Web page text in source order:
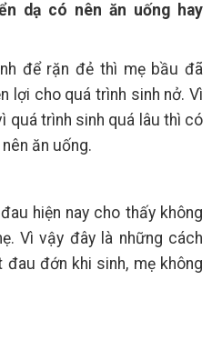
dạ có nên ăn uống hay
để rặn đẻ thì mẹ bầu đã
lợi cho quá trình sinh nở. Vì
quá trình sinh quá lâu thì có
ăn uống.
hiện nay cho thấy không
Vì vậy đây là những cách
đớn khi sinh, mẹ không